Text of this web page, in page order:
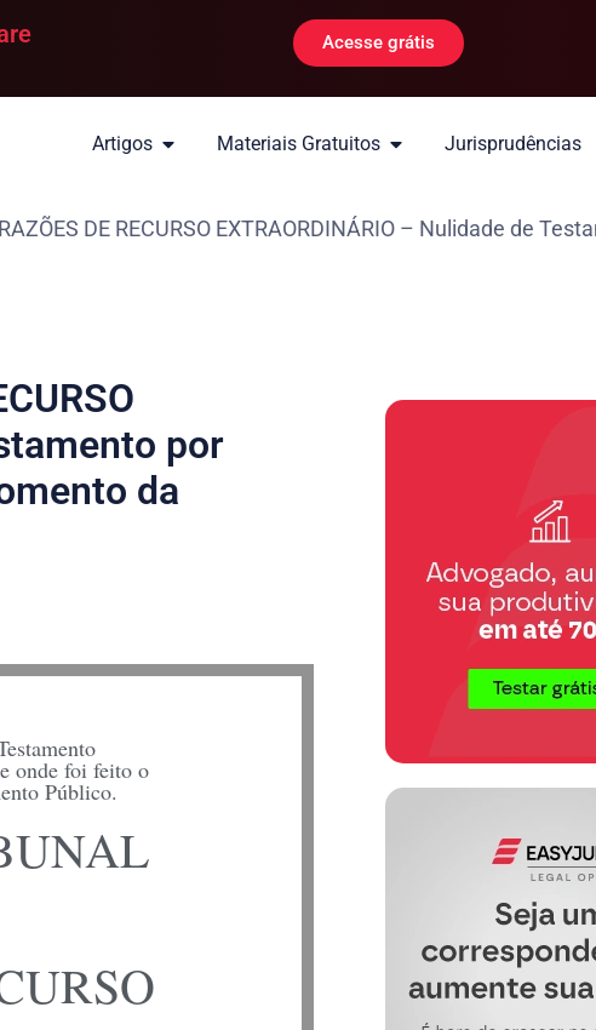
Acesse grátis
Artigos Materiais Gratuitos Jurisprudências
DE RECURSO EXTRAORDINÁRIO – Nulidade de
por
da
onde foi feito o
Público.